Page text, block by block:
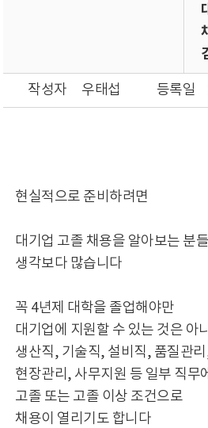
등록일
작성자 우태섭
현실적으로 준비하려면
대기업 고졸 채용을 알아보는 분
생각보다 많습니다
꼭 4년제 대학을 졸업해야만
대기업에 지원할 수 있는 것은 아
생산직, 기술직, 설비직, 품질관
현장관리, 사무지원 등 일부 직무
고졸 또는 고졸 이상 조건으로
채용이 열리기도 합니다